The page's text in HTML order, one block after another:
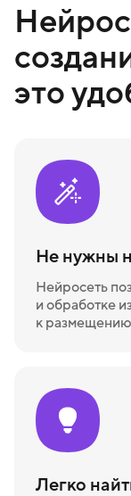
это
Не нужны
Нейросеть
и обработке
к
Легко